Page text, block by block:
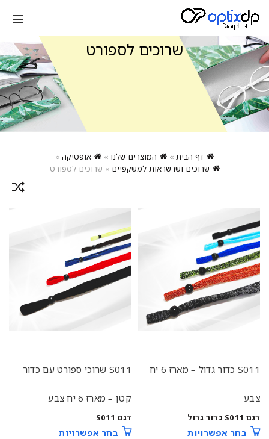
שרוכים לספורט
דף הבית » המוצרים שלנו » אופטיקה »
שרוכים ושרשראות למשקפיים » שרוכים לספורט
S011 כדור גדול – מארז 6 יח
צבע
דגם S011 כדור גדול
בחר אפשרויות
S011 שרוכי ספורט עם כדור
קטן – מארז 6 יח צבע
דגם S011
בחר אפשרויות